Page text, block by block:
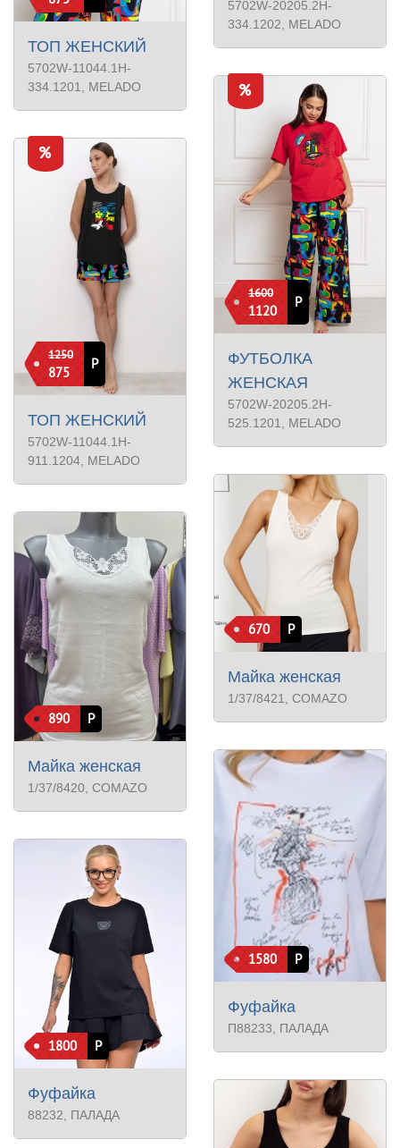
ТОП ЖЕНСКИЙ
5702W-11044.1H-
334.1201
, MELADO
1250
875
Р
ТОП ЖЕНСКИЙ
5702W-11044.1H-
911.1204, MELADO
890 Р
Майка женская
1/37/8420, COMAZO
1800 Р
Фуфайка
88232, ПАЛАДА
5702W-20205.2H-
334.1202, MELADO
1600
1120
Р
ФУТБОЛКА
ЖЕНСКАЯ
5702W-20205.2H-
525.1201
, MELADO
670 Р
Майка женская
1/37/8421 , COMAZO
1580 Р
Фуфайка
П88233 , ПАЛАДА